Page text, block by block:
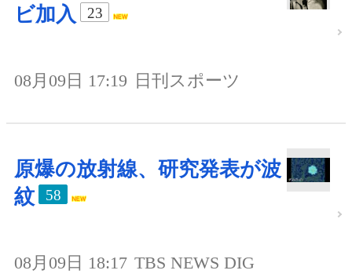
ビ加入
23
08月09日 17:19 日刊スポーツ
原爆の放射線、研究発表が波
紋
58
08月09日 18:17 TBS NEWS DIG